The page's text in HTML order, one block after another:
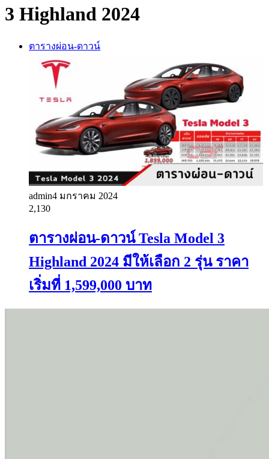
3 Highland 2024
ตารางผ่อน-ดาวน์
admin4 มกราคม 2024
2,130
ตารางผ่อน-ดาวน์ Tesla Model 3
Highland 2024 มีให้เลือก 2 รุ่น ราคา
เริ่มที่ 1,599,000 บาท